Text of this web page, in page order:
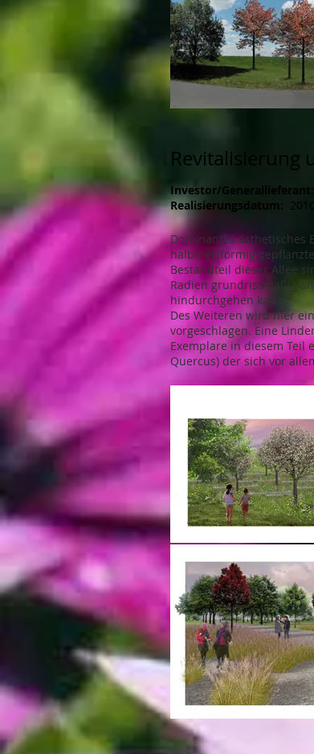
Revitalisierung
Investor/Generallieferant:
Realisierungsdatum: 2010
Dominantes ästhetisches
halbkreisförmig
Bestandteil dieser Allee
Radien grundrissmäßig
hindurchgehen kann.
Des Weiteren wird hier
vorgeschlagen. Eine
Exemplare in diesem Teil
Quercus) der sich vor